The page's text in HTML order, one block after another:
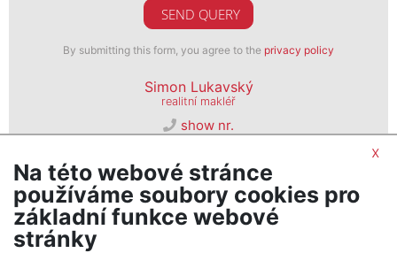
SEND QUERY
By submitting this form, you agree to the privacy policy
Simon Lukavský
realitní makléř
show nr.
PSN, s. r. o.
Seifertova 823/9, 13000, Praha 3
x
Na této webové stránce
používáme soubory cookies pro
základní funkce webové
stránky